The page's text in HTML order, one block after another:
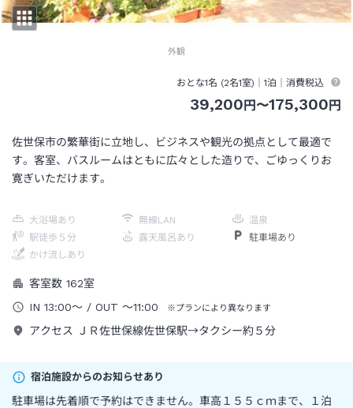
外観
佐世保市の繁華街に立地し、ビジネスや観光の拠点として最適で
す。客室、バスルームはともに広々とした造りで、ごゆっくりお
寛ぎいただけます。
大浴場あり 無線LAN
温泉
駅徒歩５分
露天風呂あり
駐車場あり
かけ流しあり
客室数 162室
IN 13:00～ / OUT ～11:00 ※プランにより異なります
アクセス ＪＲ佐世保線佐世保駅→タクシー約５分
おとな1名 (2名1室)｜1泊 ｜消費税込
39,200円〜175,300円
宿泊施設からのお知らせあり
駐車場は先着順で予約はできません。車高１５５ｃｍまで、１泊